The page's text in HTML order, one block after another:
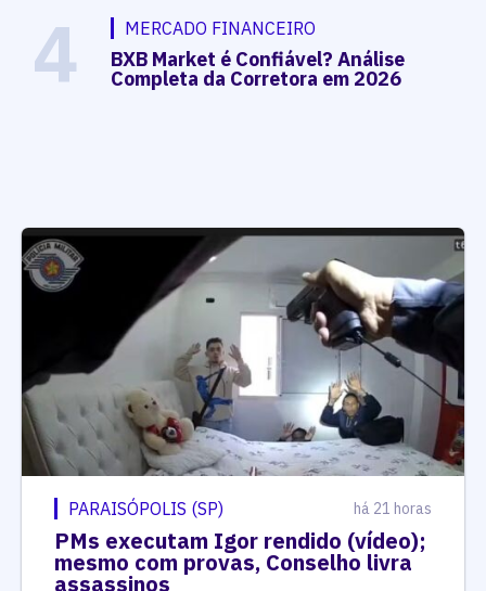
4 MERCADO FINANCEIRO
BXB Market é Confiável? Análise
Completa da Corretora em 2026
PARAISÓPOLIS (SP) há 21 horas
PMs executam Igor rendido (vídeo);
mesmo com provas, Conselho livra
assassinos